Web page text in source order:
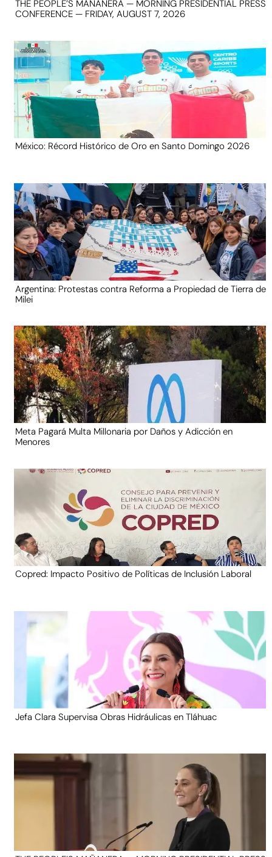
THE PEOPLE’S MAÑANERA — MORNING PRESIDENTIAL PRESS
CONFERENCE — FRIDAY, AUGUST 7, 2026
México: Récord Histórico de Oro en Santo Domingo 2026
Argentina: Protestas contra Reforma a Propiedad de Tierra de
Milei
Meta Pagará Multa Millonaria por Daños y Adicción en
Menores
Copred: Impacto Positivo de Políticas de Inclusión Laboral
Jefa Clara Supervisa Obras Hidráulicas en Tláhuac